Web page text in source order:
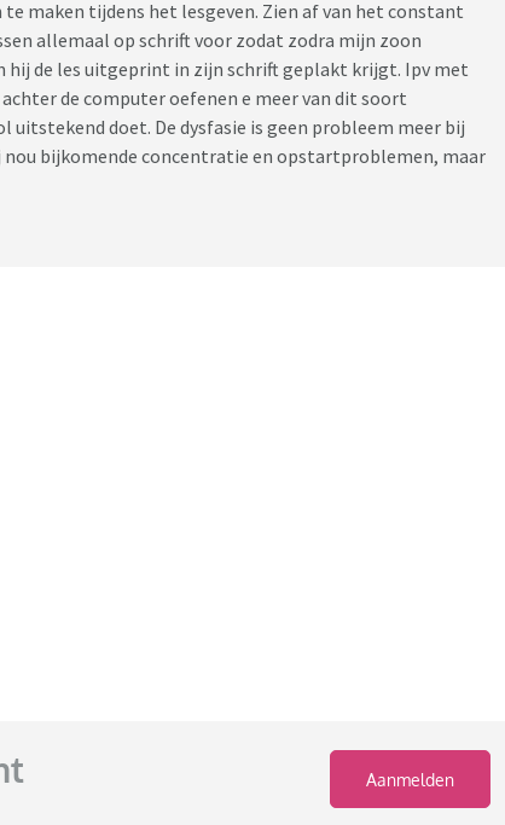
maken tijdens het lesgeven. Zien af van het constant
allemaal op schrift voor zodat zodra mijn zoon
de les uitgeprint in zijn schrift geplakt krijgt. Ipv met
de computer oefenen e meer van dit soort
uitstekend doet. De dysfasie is geen probleem meer bij
bijkomende concentratie en opstartproblemen, maar
Aanmelden